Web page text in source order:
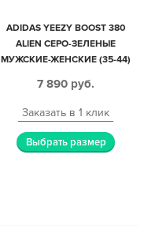
ADIDAS YEEZY BOOST 380
ALIEN СЕРО-ЗЕЛЕНЫЕ
МУЖСКИЕ-ЖЕНСКИЕ (35-44)
7 890 руб.
Заказать в 1 клик
Выбрать размер